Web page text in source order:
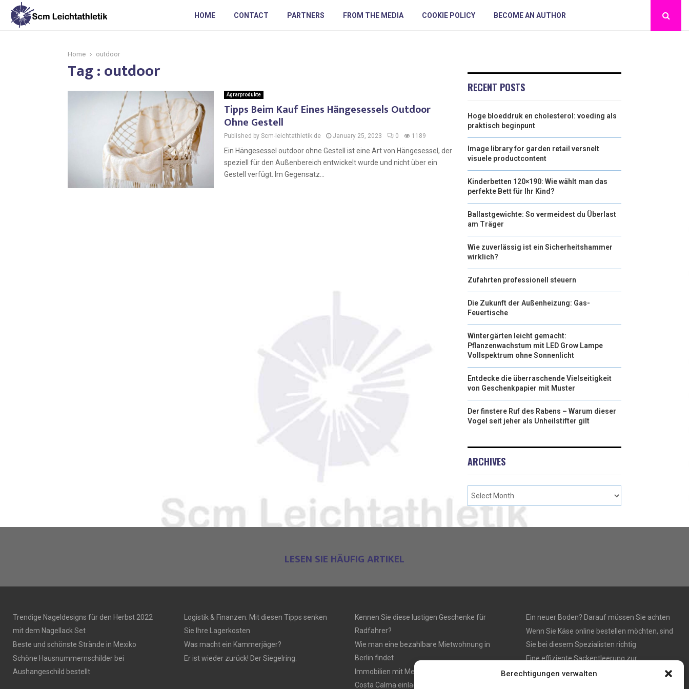
Berechtigungen verwalten
HOME CONTACT PARTNERS FROM THE MEDIA COOKIE POLICY BECOME AN AUTHOR
Home outdoor
Tag : outdoor
Agrarprodukte
Tipps Beim Kauf Eines Hängesessels Outdoor
Ohne Gestell
Published by Scm-leichtathletik.de January 25, 2023 0 1189
Ein Hängesessel outdoor ohne Gestell ist eine Art von Hängesessel, der
speziell für den Außenbereich entwickelt wurde und nicht über ein
Gestell verfügt. Im Gegensatz...
RECENT POSTS
Hoge bloeddruk en cholesterol: voeding als
praktisch beginpunt
Image library for garden retail versnelt
visuele productcontent
Kinderbetten 120×190: Wie wählt man das
perfekte Bett für Ihr Kind?
Ballastgewichte: So vermeidest du Überlast
am Träger
Wie zuverlässig ist ein Sicherheitshammer
wirklich?
Zufahrten professionell steuern
Die Zukunft der Außenheizung: Gas-
Feuertische
Wintergärten leicht gemacht:
Pflanzenwachstum mit LED Grow Lampe
Vollspektrum ohne Sonnenlicht
Entdecke die überraschende Vielseitigkeit
von Geschenkpapier mit Muster
Der finstere Ruf des Rabens – Warum dieser
Vogel seit jeher als Unheilstifter gilt
ARCHIVES
LESEN SIE HÄUFIG ARTIKEL
Trendige Nageldesigns für den Herbst 2022
mit dem Nagellack Set
Beste und schönste Strände in Mexiko
Schöne Hausnummernschilder bei
Aushangeschild bestellt
Logistik & Finanzen: Mit diesen Tipps senken
Sie Ihre Lagerkosten
Was macht ein Kammerjäger?
Er ist wieder zurück! Der Siegelring.
Kennen Sie diese lustigen Geschenke für
Radfahrer?
Wie man eine bezahlbare Mietwohnung in
Berlin findet
Immobilien mit Meerblick, die zum Kauf in
Costa Calma einladen
Ein neuer Boden? Darauf müssen Sie achten
Wenn Sie Käse online bestellen möchten, sind
Sie bei diesem Spezialisten richtig
Eine effiziente Sackentleerung zur
Optimierung der Prozessabläufe